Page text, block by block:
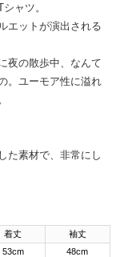
ャツ。
エットが演出される
夜の散歩中、なんて
。ユーモア性に溢れ
た素材で、非常にし
着丈
袖丈
53cm 48cm